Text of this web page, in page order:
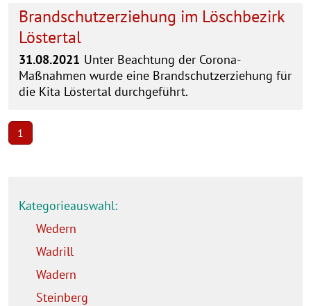
Brandschutzerziehung im Löschbezirk
Löstertal
31.08.2021 Unter Beachtung der Corona-
Maßnahmen wurde eine Brandschutzerziehung für
die Kita Löstertal durchgeführt.
1
Kategorieauswahl:
Wedern
Wadrill
Wadern
Steinberg